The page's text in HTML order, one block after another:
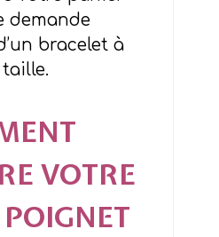
demande
bracelet à
VOTRE